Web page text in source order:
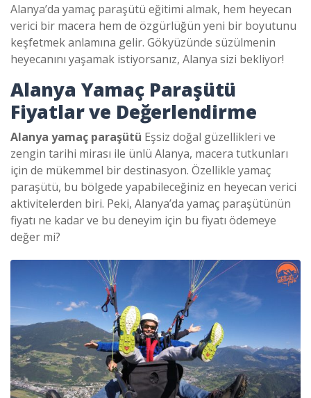
Alanya’da yamaç paraşütü eğitimi almak, hem heyecan
verici bir macera hem de özgürlüğün yeni bir boyutunu
keşfetmek anlamına gelir. Gökyüzünde süzülmenin
heyecanını yaşamak istiyorsanız, Alanya sizi bekliyor!
Alanya Yamaç Paraşütü
Fiyatlar ve Değerlendirme
Alanya yamaç paraşütü Eşsiz doğal güzellikleri ve
zengin tarihi mirası ile ünlü Alanya, macera tutkunları
için de mükemmel bir destinasyon. Özellikle yamaç
paraşütü, bu bölgede yapabileceğiniz en heyecan verici
aktivitelerden biri. Peki, Alanya’da yamaç paraşütünün
fiyatı ne kadar ve bu deneyim için bu fiyatı ödemeye
değer mi?